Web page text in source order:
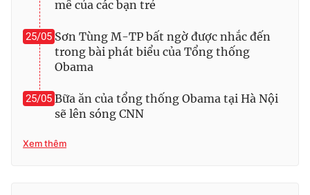
mê của các bạn trẻ
25/05 Sơn Tùng M-TP bất ngờ được nhắc đến
trong bài phát biểu của Tổng thống
Obama
25/05 Bữa ăn của tổng thống Obama tại Hà Nội
sẽ lên sóng CNN
Xem thêm